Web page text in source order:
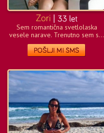
Sem romantična svetlolaska
vesele narave. Trenutno sem s...